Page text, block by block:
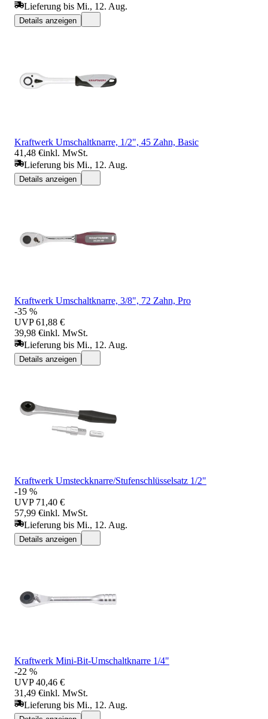
Lieferung bis Mi., 12. Aug.
Details anzeigen
Kraftwerk Umschaltknarre, 1/2", 45 Zahn, Basic
41,48 €inkl. MwSt.
Lieferung bis Mi., 12. Aug.
Details anzeigen
Kraftwerk Umschaltknarre, 3/8", 72 Zahn, Pro
-35 %
UVP 61,88 €
39,98 €inkl. MwSt.
Lieferung bis Mi., 12. Aug.
Details anzeigen
Kraftwerk Umsteckknarre/Stufenschlüsselsatz 1/2"
-19 %
UVP 71,40 €
57,99 €inkl. MwSt.
Lieferung bis Mi., 12. Aug.
Details anzeigen
Kraftwerk Mini-Bit-Umschaltknarre 1/4"
-22 %
UVP 40,46 €
31,49 €inkl. MwSt.
Lieferung bis Mi., 12. Aug.